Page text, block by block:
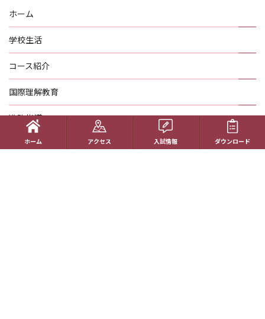
ホーム
学校生活
コース紹介
国際理解教育
進路指導
受験生の方へ
ホーム アクセス 入試情報 ダウンロード